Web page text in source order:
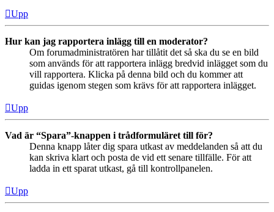
Upp
Hur kan jag rapportera inlägg till en moderator?
Om forumadministratören har tillåtit det så ska du se en bild
som används för att rapportera inlägg bredvid inlägget som du
vill rapportera. Klicka på denna bild och du kommer att
guidas igenom stegen som krävs för att rapportera inlägget.
Upp
Vad är “Spara”-knappen i trådformuläret till för?
Denna knapp låter dig spara utkast av meddelanden så att du
kan skriva klart och posta de vid ett senare tillfälle. För att
ladda in ett sparat utkast, gå till kontrollpanelen.
Upp